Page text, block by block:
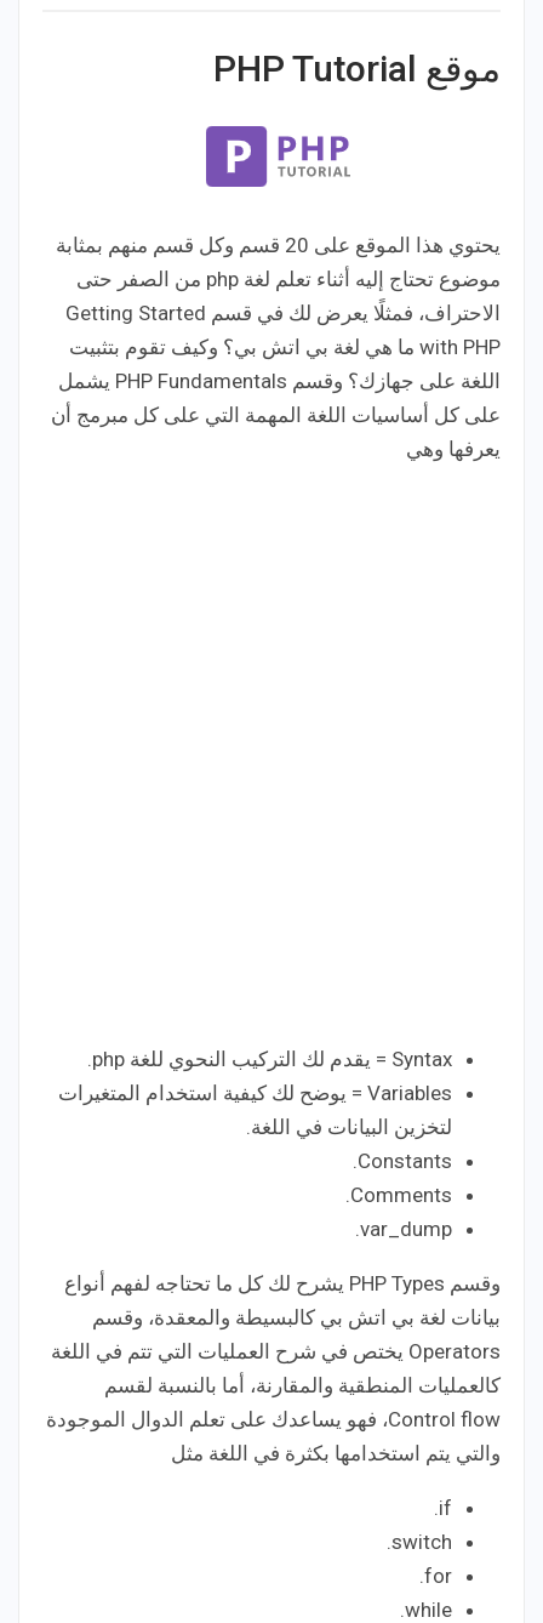
موقع PHP Tutorial
يحتوي هذا الموقع على 20 قسم وكل قسم منهم بمثابة
موضوع تحتاج إليه أثناء تعلم لغة php من الصفر حتى
الاحتراف، فمثلًا يعرض لك في قسم Getting Started
with PHP ما هي لغة بي اتش بي؟ وكيف تقوم بتثبيت
اللغة على جهازك؟ وقسم PHP Fundamentals يشمل
على كل أساسيات اللغة المهمة التي على كل مبرمج أن
يعرفها وهي
Syntax = يقدم لك التركيب النحوي للغة php.
Variables = يوضح لك كيفية استخدام المتغيرات
لتخزين البيانات في اللغة.
Constants.
Comments.
var_dump.
وقسم PHP Types يشرح لك كل ما تحتاجه لفهم أنواع
بيانات لغة بي اتش بي كالبسيطة والمعقدة، وقسم
Operators يختص في شرح العمليات التي تتم في اللغة
كالعمليات المنطقية والمقارنة، أما بالنسبة لقسم
Control flow، فهو يساعدك على تعلم الدوال الموجودة
والتي يتم استخدامها بكثرة في اللغة مثل
if.
switch.
for.
while.